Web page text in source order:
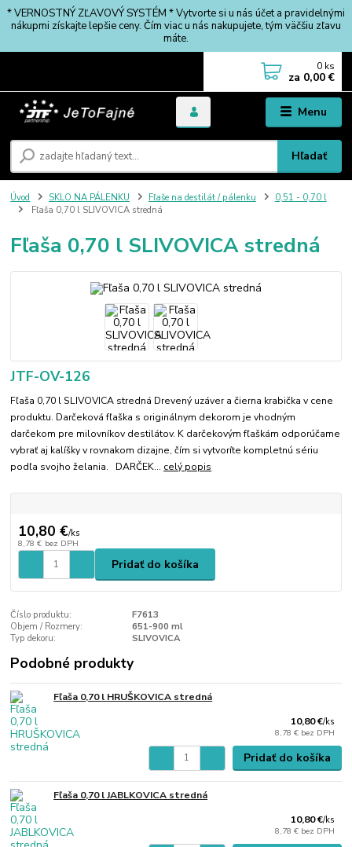
* VERNOSTNÝ ZĽAVOVÝ SYSTÉM * Vytvorte si u nás účet a pravidelnými
nákupmi získajte lepšie ceny. Čím viac u nás nakupujete, tým väčšiu zľavu
máte.
Menu
Hľadať
0 ks
za 0,00 €
Úvod SKLO NA PÁLENKU Fľaše na destilát / pálenku
0,51 - 0,70 l
Fľaša 0,70 l SLIVOVICA stredná
Fľaša 0,70 l SLIVOVICA stredná
JTF-OV-126
Fľaša 0,70 l SLIVOVICA stredná Drevený uzáver a čierna krabička v cene
produktu. Darčeková fľaška s originálnym dekorom je vhodným
darčekom pre milovníkov destilátov. K darčekovým fľaškám odporúčame
vybrať aj kalíšky v rovnakom dizajne, čím si vytvoríte kompletnú sériu
podľa svojho želania. DARČEK... celý popis
10,80 €/ks
8,78 € bez DPH
Pridať do košíka
Číslo produktu:
F7613
Objem / Rozmery:
651-900 ml
Typ dekoru:
SLIVOVICA
Podobné produkty
Fľaša 0,70 l HRUŠKOVICA stredná
10,80 €/ks
8,78 € bez DPH
Pridať do košíka
Fľaša 0,70 l JABLKOVICA stredná
10,80 €/ks
8,78 € bez DPH